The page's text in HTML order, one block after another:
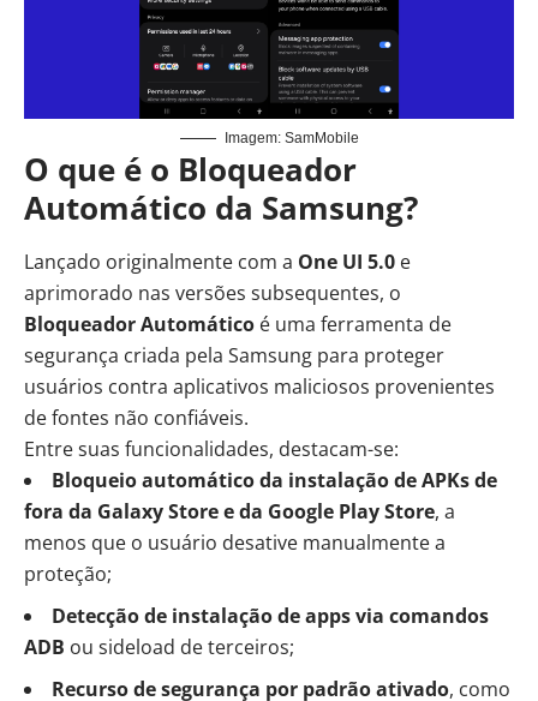
Imagem: SamMobile
O que é o Bloqueador
Automático da Samsung?
Lançado originalmente com a One UI 5.0 e
aprimorado nas versões subsequentes, o
Bloqueador Automático é uma ferramenta de
segurança criada pela Samsung para proteger
usuários contra aplicativos maliciosos provenientes
de fontes não confiáveis.
Entre suas funcionalidades, destacam-se:
Bloqueio automático da instalação de APKs de
fora da Galaxy Store e da Google Play Store, a
menos que o usuário desative manualmente a
proteção;
Detecção de instalação de apps via comandos
ADB ou sideload de terceiros;
Recurso de segurança por padrão ativado, como